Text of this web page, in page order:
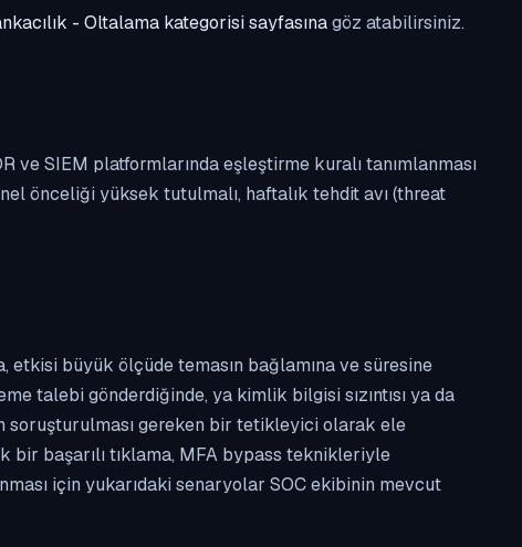
- Oltalama kategorisi sayfasınagöz atabilirsiniz.
SIEM platformlarında eşleştirme kuralı tanımlanması
önceliği yüksek tutulmalı, haftalık tehdit avı (threat
büyük ölçüde temasın bağlamına ve süresine
talebi gönderdiğinde, ya kimlik bilgisi sızıntısı ya da
soruşturulması gereken bir tetikleyici olarak ele
bir başarılı tıklama, MFA bypass teknikleriyle
için yukarıdaki senaryolar SOC ekibinin mevcut